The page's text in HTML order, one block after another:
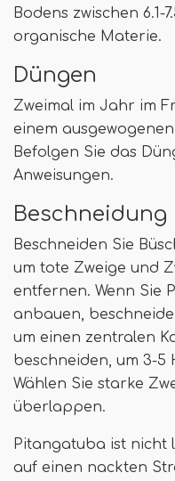
Bodens zwischen
organische Materie.
Düngen
Zweimal im Jahr im
einem ausgewogenen
Befolgen Sie das
Anweisungen.
Beschneidung
Beschneiden Sie
um tote Zweige und
entfernen. Wenn Sie
anbauen,
um einen zentralen
beschneiden, um 3-5
Wählen Sie starke
überlappen.
Pitangatuba ist nicht
auf einen nackten